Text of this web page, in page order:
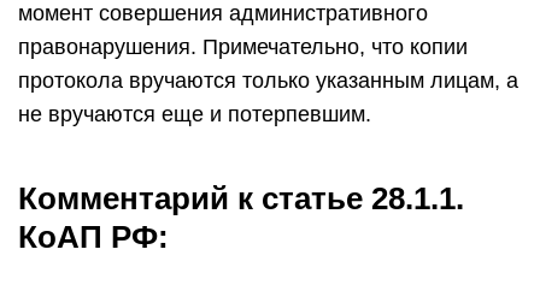
момент совершения административного
правонарушения. Примечательно, что копии
протокола вручаются только указанным лицам, а
не вручаются еще и потерпевшим.
Комментарий к статье 28.1.1.
КоАП РФ: